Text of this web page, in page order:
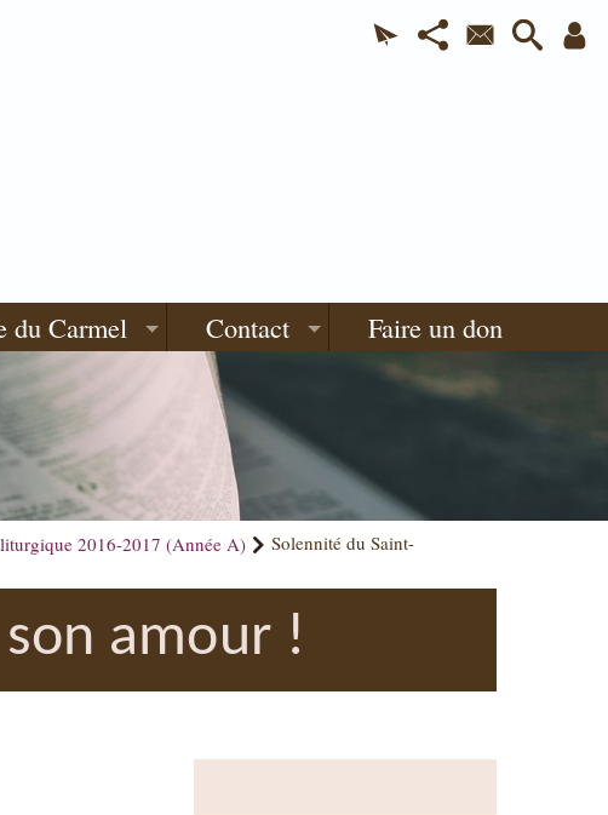
du Carmel Contact Faire un don
2016-2017 (Année A)
Solennité du Saint-
amour !